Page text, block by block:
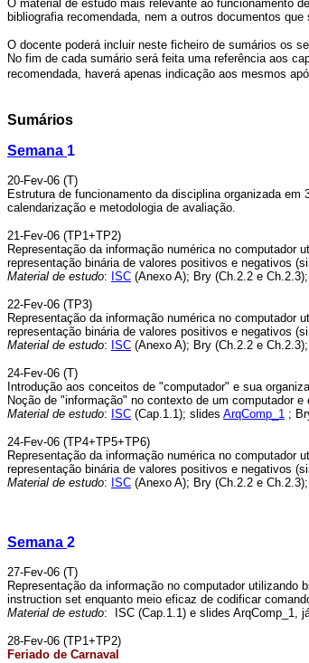
O material de estudo mais relevante ao funcionamento
bibliografia recomendada, nem a outros documentos
O docente poderá incluir neste ficheiro de sumários os
No fim de cada sumário será feita uma referência aos
recomendada, haverá apenas indicação aos mesmos
Sumários
Semana 1
20-Fev-06 (T)
Estrutura de funcionamento da disciplina organizada
calendarização e metodologia de avaliação.
21-Fev-06 (TP1+TP2)
Representação da informação numérica no
representação binária de valores positivos e negativos
Material de estudo: ISC (Anexo A); Bry (Ch.2.2 e
22-Fev-06 (TP3)
Representação da informação numérica no
representação binária de valores positivos e negativos
Material de estudo: ISC (Anexo A); Bry (Ch.2.2 e
24-Fev-06 (T)
Introdução aos conceitos de "computador" e sua
Noção de "informação" no contexto de um computador
Material de estudo: ISC (Cap.1.1); slides ArqComp_1 ;
24-Fev-06 (TP4+TP5+TP6)
Representação da informação numérica no
representação binária de valores positivos e negativos
Material de estudo: ISC (Anexo A); Bry (Ch.2.2 e
Semana 2
27-Fev-06 (T)
Representação da informação no computador
instruction set enquanto meio eficaz de codificar
Material de estudo: ISC (Cap.1.1) e slides ArqComp_1,
28-Fev-06 (TP1+TP2)
Feriado de Carnaval